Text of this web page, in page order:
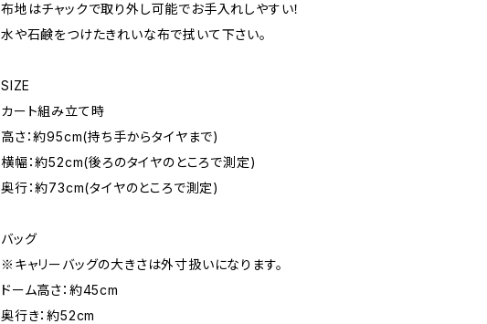
布地はチャックで取り外し可能でお手入れしやすい！
水や石鹸をつけたきれいな布で拭いて下さい。
SIZE
カート組み立て時
高さ：約95cm(持ち手からタイヤまで)
横幅：約52cm(後ろのタイヤのところで測定)
奥行：約73cm(タイヤのところで測定)
バッグ
※キャリーバッグの大きさは外寸扱いになります。
ドーム高さ：約45cm
奥行き：約52cm